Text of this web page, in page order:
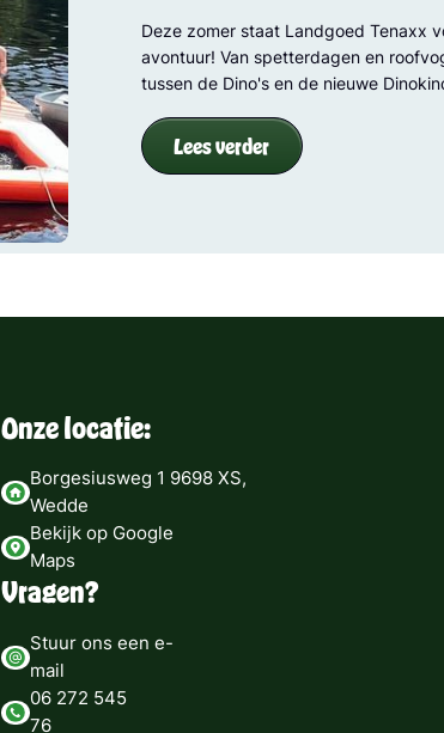
Deze zomer staat Landgoed Tenaxx
avontuur! Van spetterdagen en
tussen de Dino's en de nieuwe
Lees verder
Onze locatie:
Borgesiusweg 1 9698 XS,
Wedde
Bekijk op Google
Maps
Vragen?
Stuur ons een e-
mail
06 272 545
76